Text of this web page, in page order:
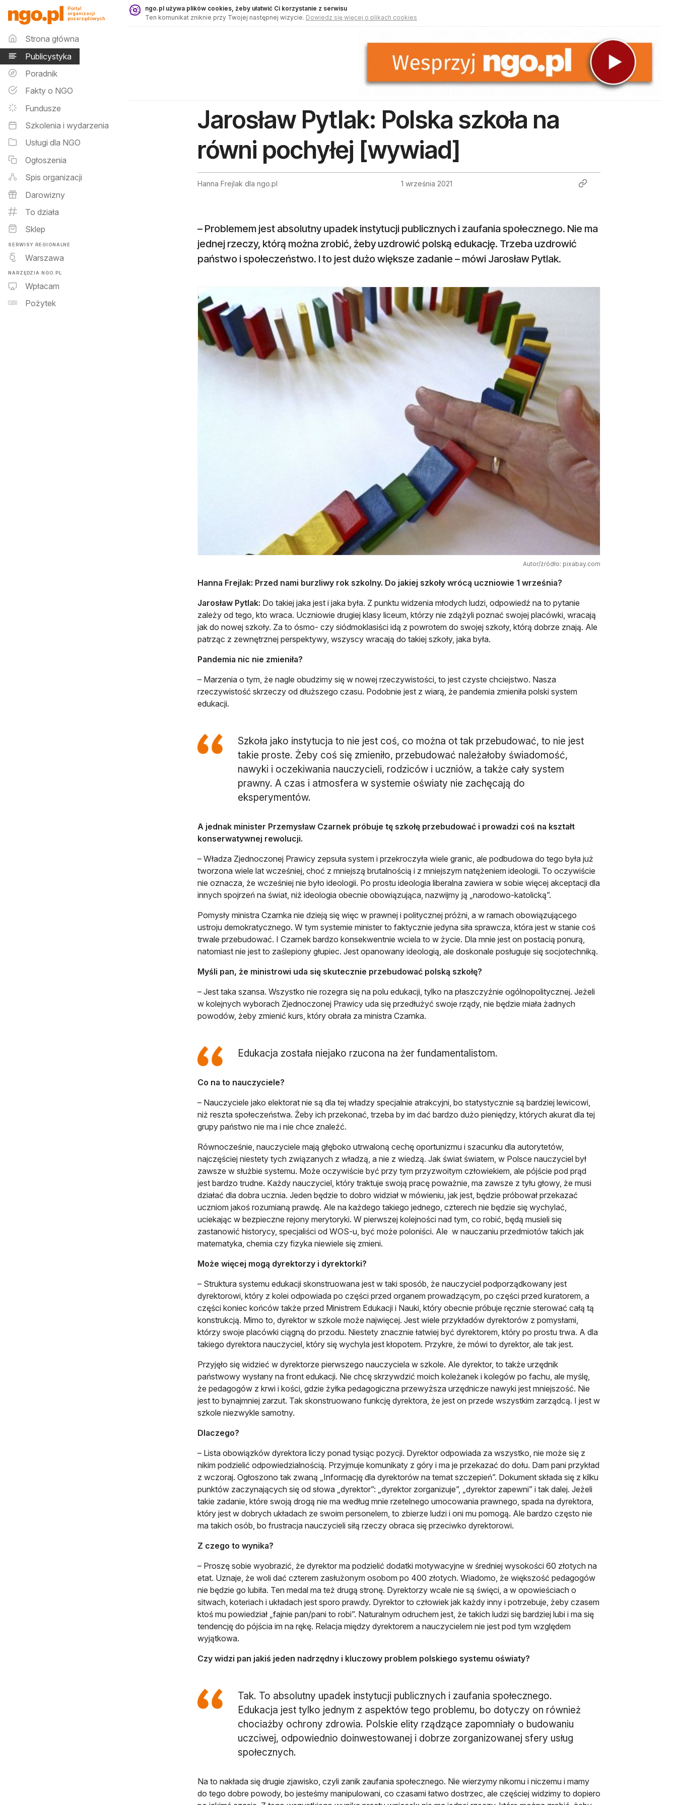
Publicystyka - ngo.pl
Portal
organizacji
pozarządowych
Menu główne
Strona główna
Publicystyka
Poradnik
Fakty o NGO
Fundusze
Szkolenia i wydarzenia
Usługi dla NGO
Ogłoszenia
Spis organizacji
Darowizny
To działa
Sklep
SERWISY REGIONALNE
Warszawa
NARZĘDZIA NGO.PL
Wpłacam
Pożytek
ngo.pl używa plików cookies, żeby ułatwić Ci korzystanie z serwisu
Ten komunikat zniknie przy Twojej następnej wizycie. Dowiedz się więcej o plikach cookies
Jarosław Pytlak: Polska szkoła na
równi pochyłej [wywiad]
Hanna Frejlak dla ngo.pl 1 września 2021
– Problemem jest absolutny upadek instytucji publicznych i zaufania społecznego. Nie ma
jednej rzeczy, którą można zrobić, żeby uzdrowić polską edukację. Trzeba uzdrowić
państwo i społeczeństwo. I to jest dużo większe zadanie – mówi Jarosław Pytlak.
Autor/źródło: pixabay.com
Hanna Frejlak: Przed nami burzliwy rok szkolny. Do jakiej szkoły wrócą uczniowie 1 września?
Jarosław Pytlak: Do takiej jaka jest i jaka była. Z punktu widzenia młodych ludzi, odpowiedź na to pytanie
zależy od tego, kto wraca. Uczniowie drugiej klasy liceum, którzy nie zdążyli poznać swojej placówki, wracają
jak do nowej szkoły. Za to ósmo- czy siódmoklasiści idą z powrotem do swojej szkoły, którą dobrze znają. Ale
patrząc z zewnętrznej perspektywy, wszyscy wracają do takiej szkoły, jaka była.
Pandemia nic nie zmieniła?
– Marzenia o tym, że nagle obudzimy się w nowej rzeczywistości, to jest czyste chciejstwo. Nasza
rzeczywistość skrzeczy od dłuższego czasu. Podobnie jest z wiarą, że pandemia zmieniła polski system
edukacji.
Szkoła jako instytucja to nie jest coś, co można ot tak przebudować, to nie jest
takie proste. Żeby coś się zmieniło, przebudować należałoby świadomość,
nawyki i oczekiwania nauczycieli, rodziców i uczniów, a także cały system
prawny. A czas i atmosfera w systemie oświaty nie zachęcają do
eksperymentów.
A jednak minister Przemysław Czarnek próbuje tę szkołę przebudować i prowadzi coś na kształt
konserwatywnej rewolucji.
– Władza Zjednoczonej Prawicy zepsuła system i przekroczyła wiele granic, ale podbudowa do tego była już
tworzona wiele lat wcześniej, choć z mniejszą brutalnością i z mniejszym natężeniem ideologii. To oczywiście
nie oznacza, że wcześniej nie było ideologii. Po prostu ideologia liberalna zawiera w sobie więcej akceptacji dla
innych spojrzeń na świat, niż ideologia obecnie obowiązująca, nazwijmy ją „narodowo-katolicką”.
Pomysły ministra Czarnka nie dzieją się więc w prawnej i politycznej próżni, a w ramach obowiązującego
ustroju demokratycznego. W tym systemie minister to faktycznie jedyna siła sprawcza, która jest w stanie coś
trwale przebudować. I Czarnek bardzo konsekwentnie wciela to w życie. Dla mnie jest on postacią ponurą,
natomiast nie jest to zaślepiony głupiec. Jest opanowany ideologią, ale doskonale posługuje się socjotechniką.
Myśli pan, że ministrowi uda się skutecznie przebudować polską szkołę?
– Jest taka szansa. Wszystko nie rozegra się na polu edukacji, tylko na płaszczyźnie ogólnopolitycznej. Jeżeli
w kolejnych wyborach Zjednoczonej Prawicy uda się przedłużyć swoje rządy, nie będzie miała żadnych
powodów, żeby zmienić kurs, który obrała za ministra Czarnka.
Edukacja została niejako rzucona na żer fundamentalistom.
Co na to nauczyciele?
– Nauczyciele jako elektorat nie są dla tej władzy specjalnie atrakcyjni, bo statystycznie są bardziej lewicowi,
niż reszta społeczeństwa. Żeby ich przekonać, trzeba by im dać bardzo dużo pieniędzy, których akurat dla tej
grupy państwo nie ma i nie chce znaleźć.
Równocześnie, nauczyciele mają głęboko utrwaloną cechę oportunizmu i szacunku dla autorytetów,
najczęściej niestety tych związanych z władzą, a nie z wiedzą. Jak świat światem, w Polsce nauczyciel był
zawsze w służbie systemu. Może oczywiście być przy tym przyzwoitym człowiekiem, ale pójście pod prąd
jest bardzo trudne. Każdy nauczyciel, który traktuje swoją pracę poważnie, ma zawsze z tyłu głowy, że musi
działać dla dobra ucznia. Jeden będzie to dobro widział w mówieniu, jak jest, będzie próbował przekazać
uczniom jakoś rozumianą prawdę. Ale na każdego takiego jednego, czterech nie będzie się wychylać,
uciekając w bezpieczne rejony merytoryki. W pierwszej kolejności nad tym, co robić, będą musieli się
zastanowić historycy, specjaliści od WOS-u, być może poloniści. Ale w nauczaniu przedmiotów takich jak
matematyka, chemia czy fizyka niewiele się zmieni.
Może więcej mogą dyrektorzy i dyrektorki?
– Struktura systemu edukacji skonstruowana jest w taki sposób, że nauczyciel podporządkowany jest
dyrektorowi, który z kolei odpowiada po części przed organem prowadzącym, po części przed kuratorem, a
części koniec końców także przed Ministrem Edukacji i Nauki, który obecnie próbuje ręcznie sterować całą tą
konstrukcją. Mimo to, dyrektor w szkole może najwięcej. Jest wiele przykładów dyrektorów z pomysłami,
którzy swoje placówki ciągną do przodu. Niestety znacznie łatwiej być dyrektorem, który po prostu trwa. A dla
takiego dyrektora nauczyciel, który się wychyla jest kłopotem. Przykre, że mówi to dyrektor, ale tak jest.
Przyjęło się widzieć w dyrektorze pierwszego nauczyciela w szkole. Ale dyrektor, to także urzędnik
państwowy wysłany na front edukacji. Nie chcę skrzywdzić moich koleżanek i kolegów po fachu, ale myślę,
że pedagogów z krwi i kości, gdzie żyłka pedagogiczna przewyższa urzędnicze nawyki jest mniejszość. Nie
jest to bynajmniej zarzut. Tak skonstruowano funkcję dyrektora, że jest on przede wszystkim zarządcą. I jest w
szkole niezwykle samotny.
Dlaczego?
– Lista obowiązków dyrektora liczy ponad tysiąc pozycji. Dyrektor odpowiada za wszystko, nie może się z
nikim podzielić odpowiedzialnością. Przyjmuje komunikaty z góry i ma je przekazać do dołu. Dam pani przykład
z wczoraj. Ogłoszono tak zwaną „Informację dla dyrektorów na temat szczepień”. Dokument składa się z kilku
punktów zaczynających się od słowa „dyrektor”: „dyrektor zorganizuje”, „dyrektor zapewni” i tak dalej. Jeżeli
takie zadanie, które swoją drogą nie ma według mnie rzetelnego umocowania prawnego, spada na dyrektora,
który jest w dobrych układach ze swoim personelem, to zbierze ludzi i oni mu pomogą. Ale bardzo często nie
ma takich osób, bo frustracja nauczycieli siłą rzeczy obraca się przeciwko dyrektorowi.
Z czego to wynika?
– Proszę sobie wyobrazić, że dyrektor ma podzielić dodatki motywacyjne w średniej wysokości 60 złotych na
etat. Uznaje, że woli dać czterem zasłużonym osobom po 400 złotych. Wiadomo, że większość pedagogów
nie będzie go lubiła. Ten medal ma też drugą stronę. Dyrektorzy wcale nie są święci, a w opowieściach o
sitwach, koteriach i układach jest sporo prawdy. Dyrektor to człowiek jak każdy inny i potrzebuje, żeby czasem
ktoś mu powiedział „fajnie pan/pani to robi”. Naturalnym odruchem jest, że takich ludzi się bardziej lubi i ma się
tendencję do pójścia im na rękę. Relacja między dyrektorem a nauczycielem nie jest pod tym względem
wyjątkowa.
Czy widzi pan jakiś jeden nadrzędny i kluczowy problem polskiego systemu oświaty?
Tak. To absolutny upadek instytucji publicznych i zaufania społecznego.
Edukacja jest tylko jednym z aspektów tego problemu, bo dotyczy on również
chociażby ochrony zdrowia. Polskie elity rządzące zapomniały o budowaniu
uczciwej, odpowiednio doinwestowanej i dobrze zorganizowanej sfery usług
społecznych.
Na to nakłada się drugie zjawisko, czyli zanik zaufania społecznego. Nie wierzymy nikomu i niczemu i mamy
do tego dobre powody, bo jesteśmy manipulowani, co czasami łatwo dostrzec, ale częściej widzimy to dopiero